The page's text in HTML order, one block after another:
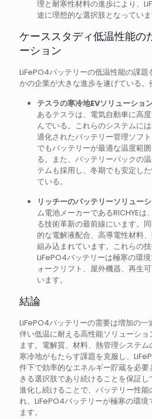
理と耐寒性材料の進歩により、
途に理想的な選択肢となっていま
ケーススタディ低温性能の
ーション
LiFePO4バッテリーの低温性能の課
かの企業が大きな進歩を遂げている。
テスラの寒冷地EVソリューショ
あるテスラは、電気自動車に高
んでいる。これらのシステムに
適化されたバッテリー管理ソフ
でもバッテリーが最適な温度範
る。また、バッテリーパックの
テムも採用し、冬期でも安定し
ている。
リッチーのバッテリーソリュー
ム電池メーカーであるRICHYEは
る技術革新の最前線にいます。
的な電解液配合、高導電性材料
組み込まれています。これらの
LiFePO4バッテリーは極寒の環
ォークリフト、屋外機器、再生
います。
結論
LiFePO4バッテリーの需要は増加の
伴い低温に耐える高性能ソリューシ
ます。電解質、材料、熱管理システ
寒冷地がもたらす課題を克服し、
件下で効率的なエネルギー貯蔵を必
きる選択肢であり続けることを保証
進化し続けることで、バッテリー性能
れ、LiFePO4バッテリーが極寒の環
ます。